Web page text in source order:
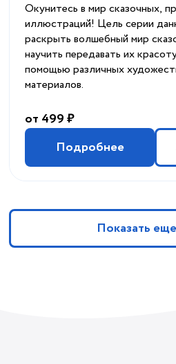
Окунитесь в мир сказочных,
иллюстраций! Цель серии
раскрыть волшебный мир
научить передавать их
помощью различных
материалов.
от 499 ₽
Подробнее
Показать